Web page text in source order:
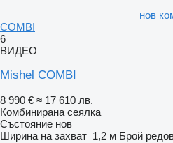
нов
COMBI
6
ВИДЕО
Mishel COMBI
8 990 € ≈ 17 610 лв.
Комбинирана сеялка
Състояние нов
Ширина на захват 1,2 м Брой